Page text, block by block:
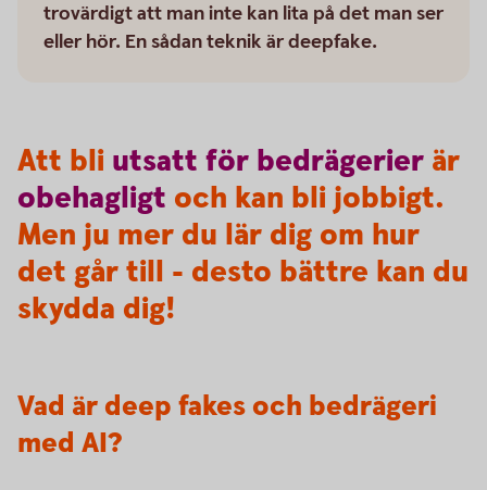
trovärdigt att man inte kan lita på det man ser
eller hör. En sådan teknik är deepfake.
Att bli utsatt för bedrägerier är
obehagligt och kan bli jobbigt.
Men ju mer du lär dig om hur
det går till - desto bättre kan du
skydda dig!
Vad är deep fakes och bedrägeri
med AI?